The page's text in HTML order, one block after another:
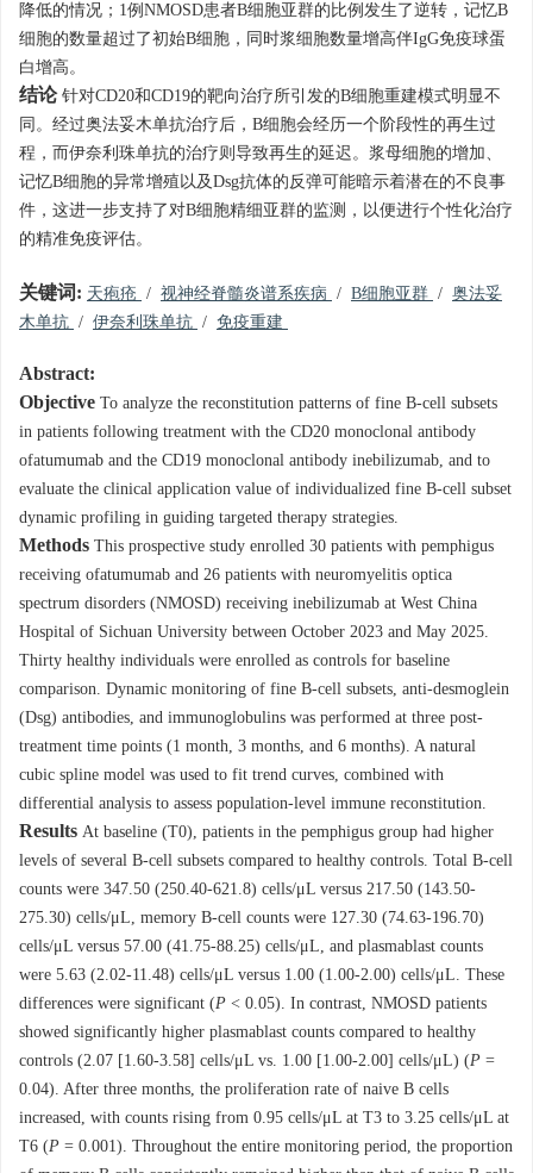
降低的情况；1例NMOSD患者B细胞亚群的比例发生了逆转，记忆B
细胞的数量超过了初始B细胞，同时浆细胞数量增高伴IgG免疫球蛋
白增高。
结论 针对CD20和CD19的靶向治疗所引发的B细胞重建模式明显不
同。经过奥法妥木单抗治疗后，B细胞会经历一个阶段性的再生过
程，而伊奈利珠单抗的治疗则导致再生的延迟。浆母细胞的增加、
记忆B细胞的异常增殖以及Dsg抗体的反弹可能暗示着潜在的不良事
件，这进一步支持了对B细胞精细亚群的监测，以便进行个性化治疗
的精准免疫评估。
关键词: 天疱疮 / 视神经脊髓炎谱系疾病 / B细胞亚群 / 奥法妥
木单抗 / 伊奈利珠单抗 / 免疫重建
Abstract:
Objective To analyze the reconstitution patterns of fine B-cell subsets
in patients following treatment with the CD20 monoclonal antibody
ofatumumab and the CD19 monoclonal antibody inebilizumab, and to
evaluate the clinical application value of individualized fine B-cell subset
dynamic profiling in guiding targeted therapy strategies.
Methods This prospective study enrolled 30 patients with pemphigus
receiving ofatumumab and 26 patients with neuromyelitis optica
spectrum disorders (NMOSD) receiving inebilizumab at West China
Hospital of Sichuan University between October 2023 and May 2025.
Thirty healthy individuals were enrolled as controls for baseline
comparison. Dynamic monitoring of fine B-cell subsets, anti-desmoglein
(Dsg) antibodies, and immunoglobulins was performed at three post-
treatment time points (1 month, 3 months, and 6 months). A natural
cubic spline model was used to fit trend curves, combined with
differential analysis to assess population-level immune reconstitution.
Results At baseline (T0), patients in the pemphigus group had higher
levels of several B-cell subsets compared to healthy controls. Total B-cell
counts were 347.50 (250.40-621.8) cells/μL versus 217.50 (143.50-
275.30) cells/μL, memory B-cell counts were 127.30 (74.63-196.70)
cells/μL versus 57.00 (41.75-88.25) cells/μL, and plasmablast counts
were 5.63 (2.02-11.48) cells/μL versus 1.00 (1.00-2.00) cells/μL. These
differences were significant (P < 0.05). In contrast, NMOSD patients
showed significantly higher plasmablast counts compared to healthy
controls (2.07 [1.60-3.58] cells/μL vs. 1.00 [1.00-2.00] cells/μL) (P =
0.04). After three months, the proliferation rate of naive B cells
increased, with counts rising from 0.95 cells/μL at T3 to 3.25 cells/μL at
T6 (P = 0.001). Throughout the entire monitoring period, the proportion